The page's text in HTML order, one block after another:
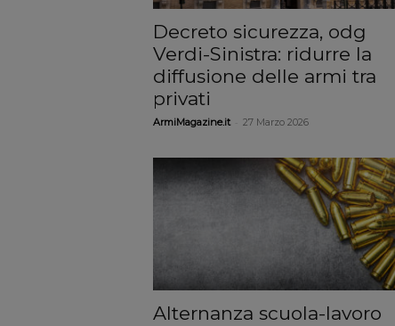
Decreto sicurezza, odg
Verdi-Sinistra: ridurre la
diffusione delle armi tra
privati
ArmiMagazine.it 27 Marzo 2026
Alternanza scuola-lavoro